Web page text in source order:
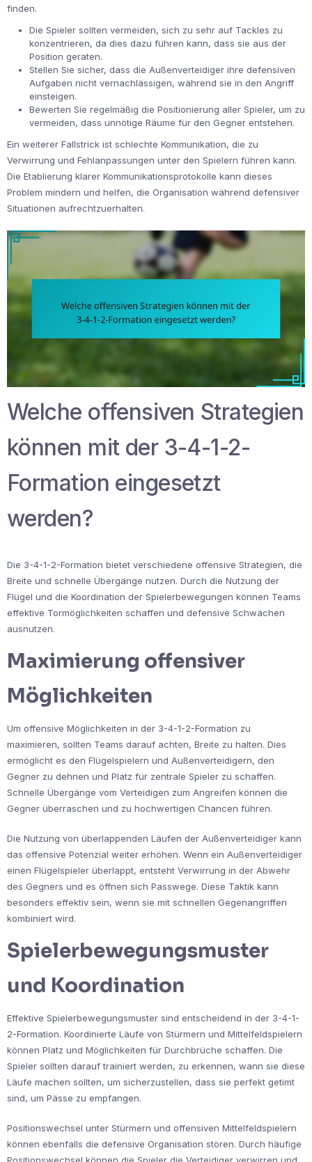
finden.
Die Spieler sollten vermeiden, sich zu sehr auf Tackles zu
konzentrieren, da dies dazu führen kann, dass sie aus der
Position geraten.
Stellen Sie sicher, dass die Außenverteidiger ihre defensiven
Aufgaben nicht vernachlässigen, während sie in den Angriff
einsteigen.
Bewerten Sie regelmäßig die Positionierung aller Spieler, um zu
vermeiden, dass unnötige Räume für den Gegner entstehen.
Ein weiterer Fallstrick ist schlechte Kommunikation, die zu
Verwirrung und Fehlanpassungen unter den Spielern führen kann.
Die Etablierung klarer Kommunikationsprotokolle kann dieses
Problem mindern und helfen, die Organisation während defensiver
Situationen aufrechtzuerhalten.
Welche offensiven Strategien
können mit der 3-4-1-2-
Formation eingesetzt
werden?
Die 3-4-1-2-Formation bietet verschiedene offensive Strategien, die
Breite und schnelle Übergänge nutzen. Durch die Nutzung der
Flügel und die Koordination der Spielerbewegungen können Teams
effektive Tormöglichkeiten schaffen und defensive Schwächen
ausnutzen.
Maximierung offensiver
Möglichkeiten
Um offensive Möglichkeiten in der 3-4-1-2-Formation zu
maximieren, sollten Teams darauf achten, Breite zu halten. Dies
ermöglicht es den Flügelspielern und Außenverteidigern, den
Gegner zu dehnen und Platz für zentrale Spieler zu schaffen.
Schnelle Übergänge vom Verteidigen zum Angreifen können die
Gegner überraschen und zu hochwertigen Chancen führen.
Die Nutzung von überlappenden Läufen der Außenverteidiger kann
das offensive Potenzial weiter erhöhen. Wenn ein Außenverteidiger
einen Flügelspieler überlappt, entsteht Verwirrung in der Abwehr
des Gegners und es öffnen sich Passwege. Diese Taktik kann
besonders effektiv sein, wenn sie mit schnellen Gegenangriffen
kombiniert wird.
Spielerbewegungsmuster
und Koordination
Effektive Spielerbewegungsmuster sind entscheidend in der 3-4-1-
2-Formation. Koordinierte Läufe von Stürmern und Mittelfeldspielern
können Platz und Möglichkeiten für Durchbrüche schaffen. Die
Spieler sollten darauf trainiert werden, zu erkennen, wann sie diese
Läufe machen sollten, um sicherzustellen, dass sie perfekt getimt
sind, um Pässe zu empfangen.
Positionswechsel unter Stürmern und offensiven Mittelfeldspielern
können ebenfalls die defensive Organisation stören. Durch häufige
Positionswechsel können die Spieler die Verteidiger verwirren und